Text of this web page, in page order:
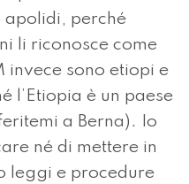
apolidi, perché
li riconosce come
invece sono etiopi e
l’Etiopia è un paese
a Berna). Io
né di mettere in
leggi e procedure